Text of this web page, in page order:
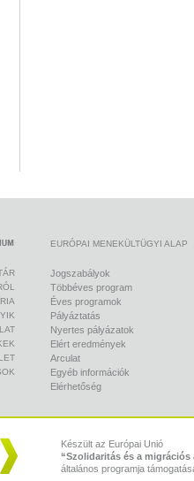
EURÓPAI MENEKÜLTÜGYI ALAP
Jogszabályok
Többéves program
Éves programok
Pályáztatás
Nyertes pályázatok
Elért eredmények
Arculat
Egyéb információk
Elérhetőség
Készült az Európai Unió
“Szolidaritás és a migrációs
általános programja